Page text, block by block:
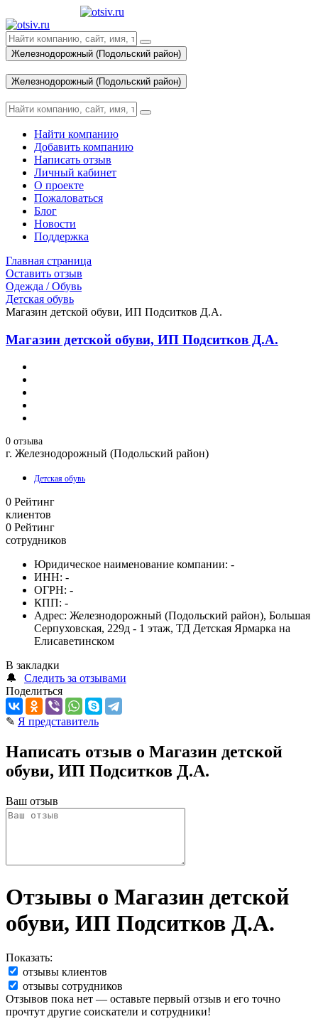
Железнодорожный (Подольский район)
Железнодорожный (Подольский район)
Найти компанию
Добавить компанию
Написать отзыв
Личный кабинет
О проекте
Пожаловаться
Блог
Новости
Поддержка
Главная страница
Оставить отзыв
Одежда / Обувь
Детская обувь
Магазин детской обуви, ИП Подситков Д.А.
Магазин детской обуви, ИП Подситков Д.А.
0 отзыва
г. Железнодорожный (Подольский район)
Детская обувь
0 Рейтинг
клиентов
0 Рейтинг
сотрудников
Юридическое наименование компании: -
ИНН: -
ОГРН: -
КПП: -
Адрес: Железнодорожный (Подольский район), Большая
Серпуховская, 229д - 1 этаж, ТД Детская Ярмарка на
Елисаветинском
В закладки
🔔
Следить за отзывами
Поделиться
✎ Я представитель
Написать отзыв о Магазин детской
обуви, ИП Подситков Д.А.
Ваш отзыв
Отзывы о Магазин детской
обуви, ИП Подситков Д.А.
Показать:
отзывы клиентов
отзывы сотрудников
Отзывов пока нет — оставьте первый отзыв и его точно
прочтут другие соискатели и сотрудники!